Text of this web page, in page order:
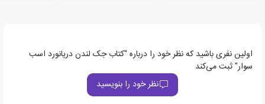
اولین نفری باشید که نظر خود را درباره "کتاب جک لندن دریانورد اسب
سوار" ثبت می‌کند
نظر خود را بنویسید